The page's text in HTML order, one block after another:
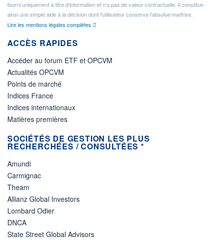
fourni uniquement à titre d'information et n'a pas de valeur contractuelle. Il constitue
ainsi une simple aide à la décision dont l'utilisateur conserve l'absolue maîtrise.
Lire les mentions légales complètes
ACCÈS RAPIDES
Accéder au forum ETF et OPCVM
Actualités OPCVM
Points de marché
Indices France
Indices internationaux
Matières premières
SOCIÉTÉS DE GESTION LES PLUS
RECHERCHÉES / CONSULTÉES *
Amundi
Carmignac
Theam
Allianz Global Investors
Lombard Odier
DNCA
State Street Global Advisors